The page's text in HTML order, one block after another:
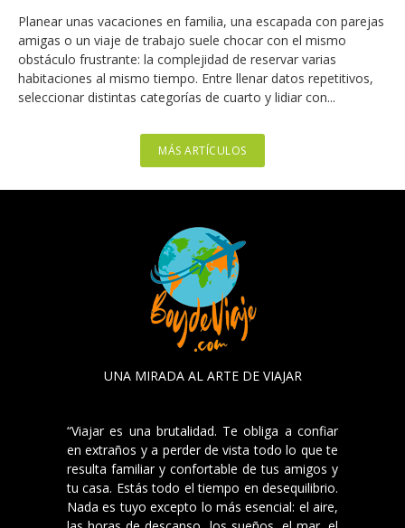
Planear unas vacaciones en familia, una escapada con parejas
amigas o un viaje de trabajo suele chocar con el mismo
obstáculo frustrante: la complejidad de reservar varias
habitaciones al mismo tiempo. Entre llenar datos repetitivos,
seleccionar distintas categorías de cuarto y lidiar con...
MÁS ARTÍCULOS
UNA MIRADA AL ARTE DE VIAJAR
“Viajar es una brutalidad. Te obliga a confiar
en extraños y a perder de vista todo lo que te
resulta familiar y confortable de tus amigos y
tu casa. Estás todo el tiempo en desequilibrio.
Nada es tuyo excepto lo más esencial: el aire,